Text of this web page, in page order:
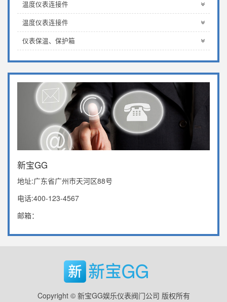
温度仪表连接件
温度仪表连接件
仪表保温、保护箱
新宝GG
地址:广东省广州市天河区88号
电话:400-123-4567
邮箱：
Copyright © 新宝GG娱乐仪表阀门公司 版权所有